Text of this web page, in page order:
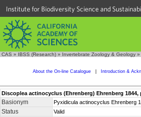
Institute for Biodiversity Science and
CAS » IBSS (Research) » Invertebrate Zoology & Geology »
About the On-line Catalogue Introduction &
Discoplea actinocyclus (Ehrenberg) Ehrenberg 1844,
Basionym Pyxidicula actinocyclus Ehrenberg
Status Valid